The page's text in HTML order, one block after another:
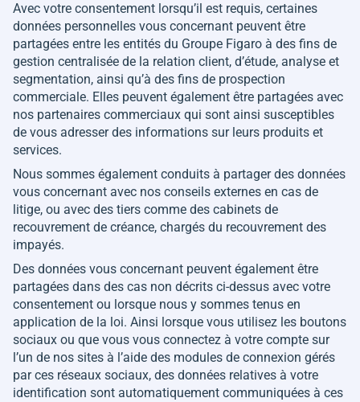
Avec votre consentement lorsqu’il est requis, certaines
données personnelles vous concernant peuvent être
partagées entre les entités du Groupe Figaro à des fins de
gestion centralisée de la relation client, d’étude, analyse et
segmentation, ainsi qu’à des fins de prospection
commerciale. Elles peuvent également être partagées avec
nos partenaires commerciaux qui sont ainsi susceptibles
de vous adresser des informations sur leurs produits et
services.
Nous sommes également conduits à partager des données
vous concernant avec nos conseils externes en cas de
litige, ou avec des tiers comme des cabinets de
recouvrement de créance, chargés du recouvrement des
impayés.
Des données vous concernant peuvent également être
partagées dans des cas non décrits ci-dessus avec votre
consentement ou lorsque nous y sommes tenus en
application de la loi. Ainsi lorsque vous utilisez les boutons
sociaux ou que vous vous connectez à votre compte sur
l’un de nos sites à l’aide des modules de connexion gérés
par ces réseaux sociaux, des données relatives à votre
identification sont automatiquement communiquées à ces